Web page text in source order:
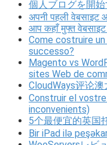
個人ブログを開
अपनी पहली वेबसाइट
आप कहाँ मुफ्त
Come costruire
successo?
Magento vs
sites Web de
CloudWays评论澳
Construir el
inconvenients)
5个最便宜的英国
Bir iPad ilə